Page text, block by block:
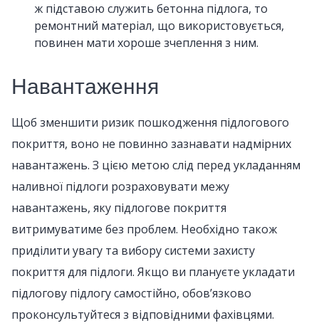
ж підставою служить бетонна підлога, то
ремонтний матеріал, що використовується,
повинен мати хороше зчеплення з ним.
Навантаження
Щоб зменшити ризик пошкодження підлогового
покриття, воно не повинно зазнавати надмірних
навантажень. З цією метою слід перед укладанням
наливної підлоги розраховувати межу
навантажень, яку підлогове покриття
витримуватиме без проблем. Необхідно також
приділити увагу та вибору системи захисту
покриття для підлоги. Якщо ви плануєте укладати
підлогову підлогу самостійно, обов’язково
проконсультуйтеся з відповідними фахівцями.